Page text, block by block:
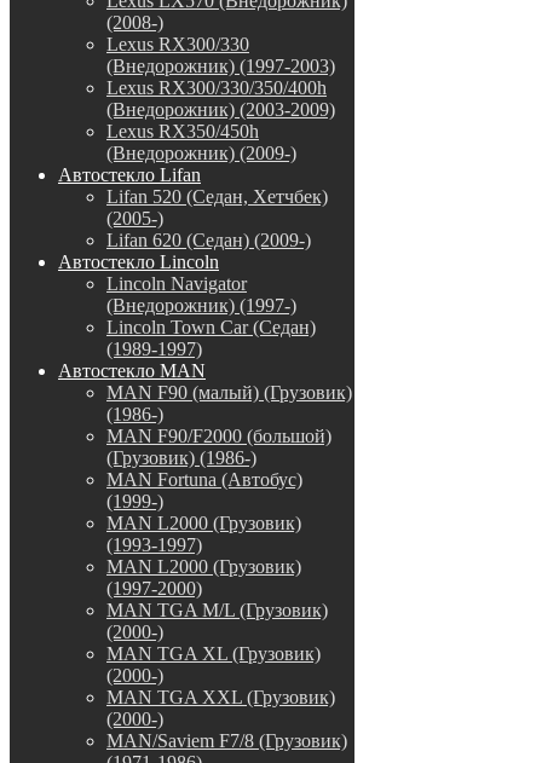
(2008-)
Lexus RX300/330
(Внедорожник) (1997-2003)
Lexus RX300/330/350/400h
(Внедорожник) (2003-2009)
Lexus RX350/450h
(Внедорожник) (2009-)
Автостекло Lifan
Lifan 520 (Седан, Хетчбек)
(2005-)
Lifan 620 (Седан) (2009-)
Автостекло Lincoln
Lincoln Navigator
(Внедорожник) (1997-)
Lincoln Town Car (Седан)
(1989-1997)
Автостекло MAN
MAN F90 (малый) (Грузовик)
(1986-)
MAN F90/F2000 (большой)
(Грузовик) (1986-)
MAN Fortuna (Автобус)
(1999-)
MAN L2000 (Грузовик)
(1993-1997)
MAN L2000 (Грузовик)
(1997-2000)
MAN TGA M/L (Грузовик)
(2000-)
MAN TGA XL (Грузовик)
(2000-)
MAN TGA XXL (Грузовик)
(2000-)
MAN/Saviem F7/8 (Грузовик)